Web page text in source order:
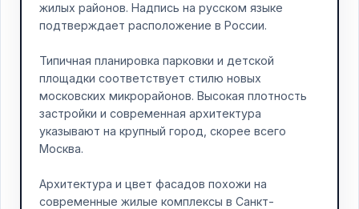
жилых районов. Надпись на русском языке
подтверждает расположение в России.
Типичная планировка парковки и детской
площадки соответствует стилю новых
московских микрорайонов. Высокая плотность
застройки и современная архитектура
указывают на крупный город, скорее всего
Москва.
Архитектура и цвет фасадов похожи на
современные жилые комплексы в Санкт-